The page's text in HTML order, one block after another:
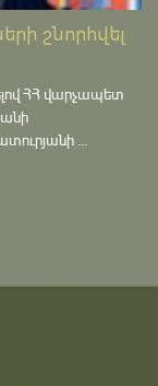
շնորհվել
ՀՀ վարչապետ
...